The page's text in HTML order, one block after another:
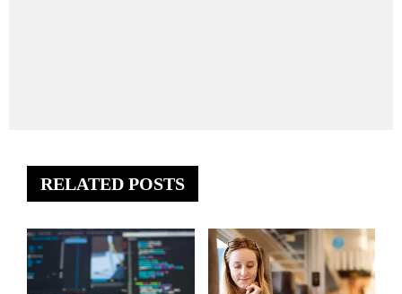
RELATED POSTS